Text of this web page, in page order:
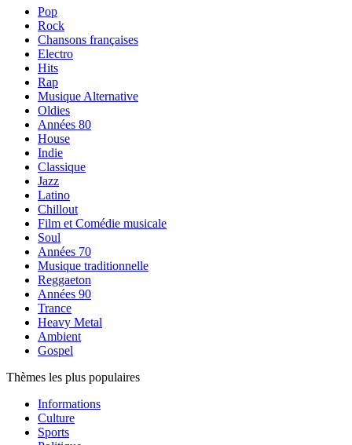
Pop
Rock
Chansons françaises
Electro
Hits
Rap
Musique Alternative
Oldies
Années 80
House
Indie
Classique
Jazz
Latino
Chillout
Film et Comédie musicale
Soul
Années 70
Musique traditionnelle
Reggaeton
Années 90
Trance
Heavy Metal
Ambient
Gospel
Thèmes les plus populaires
Informations
Culture
Sports